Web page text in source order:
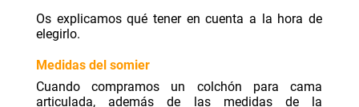
Os explicamos qué tener en cuenta a la hora de
elegirlo.
Medidas del somier
Cuando compramos un colchón para cama
articulada, además de las medidas de la